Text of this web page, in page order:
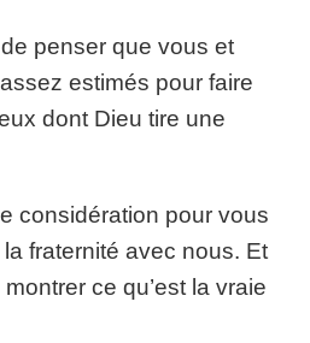
penser que vous et
estimés pour faire
dont Dieu tire une
considération pour vous
fraternité avec nous. Et
ce qu’est la vraie